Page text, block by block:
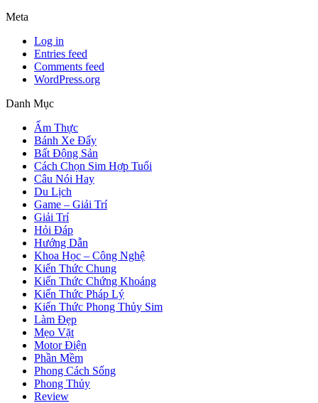
Meta
Log in
Entries feed
Comments feed
WordPress.org
Danh Mục
Ẩm Thực
Bánh Xe Đẩy
Bất Động Sản
Cách Chọn Sim Hợp Tuổi
Câu Nói Hay
Du Lịch
Game – Giải Trí
Giải Trí
Hỏi Đáp
Hướng Dẫn
Khoa Học – Công Nghệ
Kiến Thức Chung
Kiến Thức Chứng Khoáng
Kiến Thức Pháp Lý
Kiến Thức Phong Thủy Sim
Làm Đẹp
Mẹo Vặt
Motor Điện
Phần Mềm
Phong Cách Sống
Phong Thủy
Review